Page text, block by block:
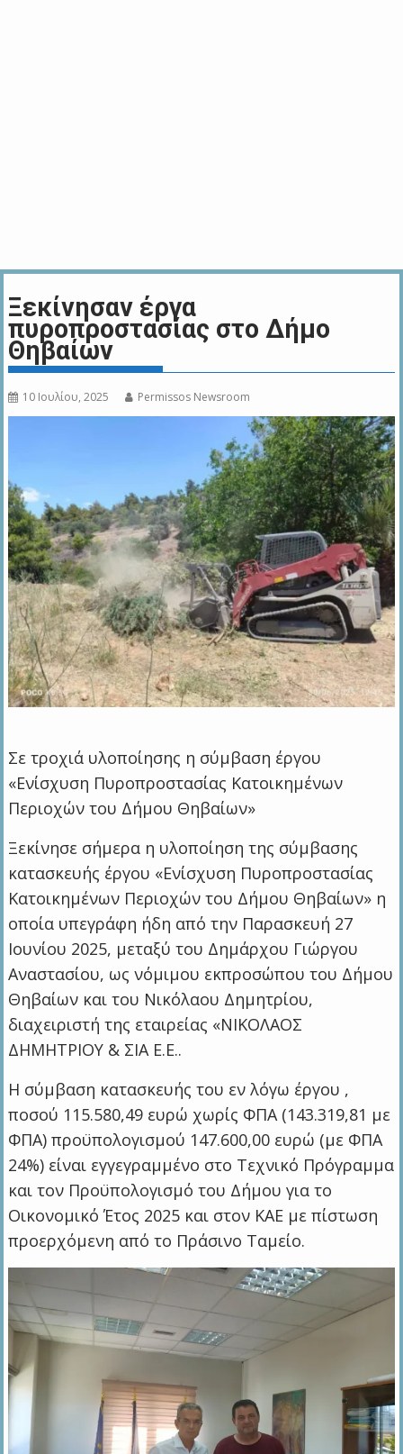
Ξεκίνησαν έργα
πυροπροστασίας στο Δήμο
Θηβαίων
10 Ιουλίου, 2025 Permissos Newsroom
Σε τροχιά υλοποίησης η σύμβαση έργου
«Ενίσχυση Πυροπροστασίας Κατοικημένων
Περιοχών του Δήμου Θηβαίων»
Ξεκίνησε σήμερα η υλοποίηση της σύμβασης
κατασκευής έργου «Ενίσχυση Πυροπροστασίας
Κατοικημένων Περιοχών του Δήμου Θηβαίων» η
οποία υπεγράφη ήδη από την Παρασκευή 27
Ιουνίου 2025, μεταξύ του Δημάρχου Γιώργου
Αναστασίου, ως νόμιμου εκπροσώπου του Δήμου
Θηβαίων και του Νικόλαου Δημητρίου,
διαχειριστή της εταιρείας «ΝΙΚΟΛΑΟΣ
ΔΗΜΗΤΡΙΟΥ & ΣΙΑ Ε.Ε..
Η σύμβαση κατασκευής του εν λόγω έργου ,
ποσού 115.580,49 ευρώ χωρίς ΦΠΑ (143.319,81 με
ΦΠΑ) προϋπολογισμού 147.600,00 ευρώ (με ΦΠΑ
24%) είναι εγγεγραμμένο στο Τεχνικό Πρόγραμμα
και τον Προϋπολογισμό του Δήμου για το
Οικονομικό Έτος 2025 και στον ΚΑΕ με πίστωση
προερχόμενη από το Πράσινο Ταμείο.